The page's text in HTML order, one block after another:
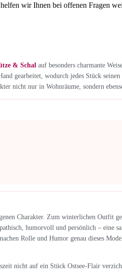
wir Ihnen bei offenen Fragen
& Schal auf besonders charmante
gearbeitet, wodurch jedes Stück
nur in Wohnräume, sondern
Charakter. Zum winterlichen
humorvoll und persönlich –
Rolle und Humor genau dieses
nicht auf ein Stück Ostsee-Flair